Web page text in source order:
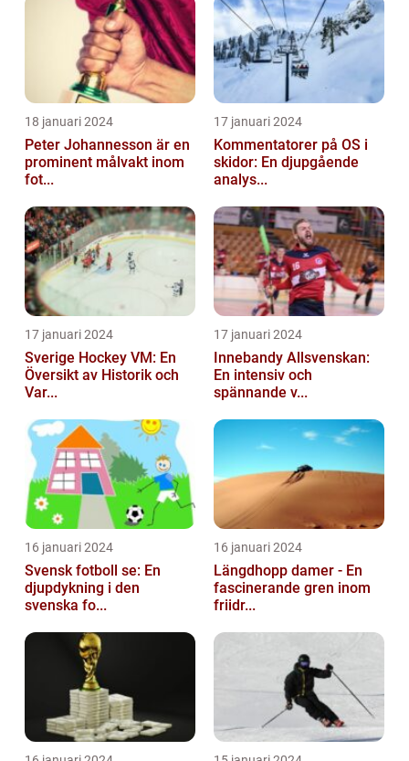
18 januari 2024
Peter Johannesson är en
prominent målvakt inom
fot...
17 januari 2024
Kommentatorer på OS i
skidor: En djupgående
analys...
17 januari 2024
Sverige Hockey VM: En
Översikt av Historik och
Var...
17 januari 2024
Innebandy Allsvenskan:
En intensiv och
spännande v...
16 januari 2024
Svensk fotboll se: En
djupdykning i den
svenska fo...
16 januari 2024
Längdhopp damer - En
fascinerande gren inom
friidr...